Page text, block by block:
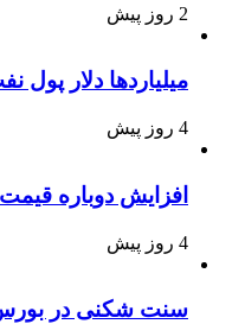
2 روز پیش
میلیاردها دلار
4 روز پیش
افزایش دوباره
4 روز پیش
سنت شکنی در